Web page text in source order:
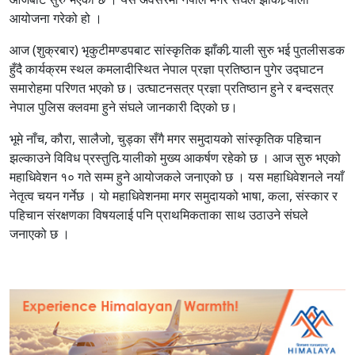
आयोजना गरेको हो ।
आज (शुक्रबार) भृकुटीमण्डपबाट सांस्कृतिक झाँकी र्‍याली सुरु भई पुतलीसडक
हुँदै कार्यक्रम स्थल कमलादीस्थित नेपाल प्रज्ञा प्रतिष्ठान पुगेर उद्घाटन
समारोहमा परिणत भएको छ। उत्घाटनसत्र प्रज्ञा प्रतिष्ठान हुने र बन्दसत्र
नेपाल पुलिस क्लवमा हुने संघले जानकारी दिएको छ।
भूमे नाँच, कौरा, सालैजो, चुड्का सँगै मगर समुदायको सांस्कृतिक पहिचान
झल्काउने विविध प्रस्तुति र्‍यालीको मुख्य आकर्षण रहेको छ । आज सुरु भएको
महाधिवेशन १० गते सम्म हुने आयोजकले जनाएको छ । यस महाधिवेशनले नयाँ
नेतृत्व चयन गर्नेछ । यो महाधिवेशनमा मगर समुदायको भाषा, कला, संस्कार र
पहिचान संरक्षणका विषयलाई पनि प्राथमिकताका साथ उठाउने संघले
जनाएको छ ।